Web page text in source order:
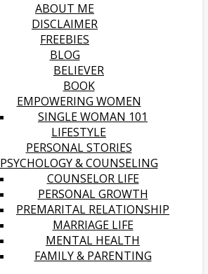
ABOUT ME
DISCLAIMER
FREEBIES
BLOG
BELIEVER
BOOK
EMPOWERING WOMEN
SINGLE WOMAN 101
LIFESTYLE
PERSONAL STORIES
PSYCHOLOGY & COUNSELING
COUNSELOR LIFE
PERSONAL GROWTH
PREMARITAL RELATIONSHIP
MARRIAGE LIFE
MENTAL HEALTH
FAMILY & PARENTING